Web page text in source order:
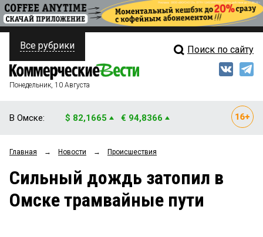
ПОЛИТИКА
ФИНАНСЫ
ОБЩЕСТВО
ЗАКОН
НОВОСТИ КОМПАНИЙ
Свежий выпуск
Мнения
Рейтинги
Блоги
Все рубрики Поиск по сайту
Понедельник, 10 Августа
В Омске: $ 82,1665 € 94,8366
Главная → Новости → Происшествия
Сильный дождь затопил в
Омске трамвайные пути